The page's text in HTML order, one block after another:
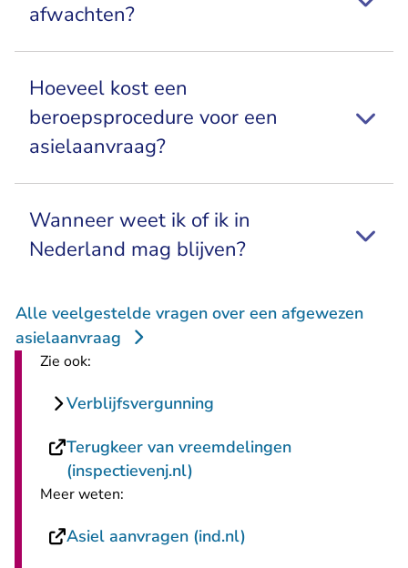
afwachten?
Hoeveel kost een
beroepsprocedure voor een
asielaanvraag?
Wanneer weet ik of ik in
Nederland mag blijven?
Alle veelgestelde vragen over een afgewezen
asielaanvraag
Zie ook:
Verblijfsvergunning
Terugkeer van vreemdelingen
(inspectievenj.nl)
Meer weten:
Asiel aanvragen (ind.nl)